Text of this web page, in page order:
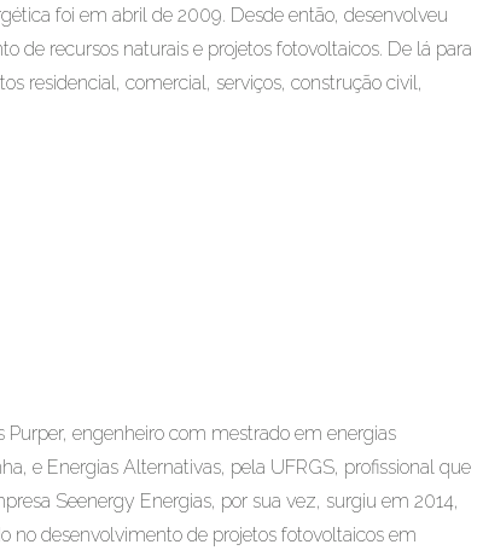
foi em abril de 2009. Desde então, desenvolveu
de recursos naturais e projetos fotovoltaicos. De lá para
residencial, comercial, serviços, construção civil,
engenheiro com mestrado em energias
e Energias Alternativas, pela UFRGS, profissional que
Seenergy Energias, por sua vez, surgiu em 2014,
no desenvolvimento de projetos fotovoltaicos em